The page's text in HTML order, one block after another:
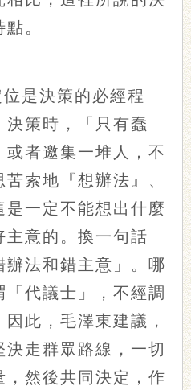
。
是決策的必經程
決策時，「只有蠢
或者邀集一堆人，不
索地『想辦法』、
是一定不能想出什麼
主意的。換一句話
法和錯主意」。哪
代議士」，不經調
此，毛澤東建議，
決走群眾路線，一切
，然後共同決定，作